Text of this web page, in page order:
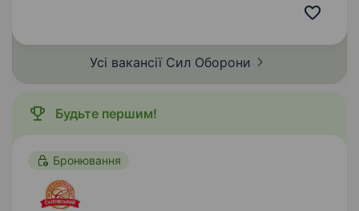
іноземних делегацій та почесна варта під час
Усі вакансії Сил Оборони
Будьте першим!
Бронювання